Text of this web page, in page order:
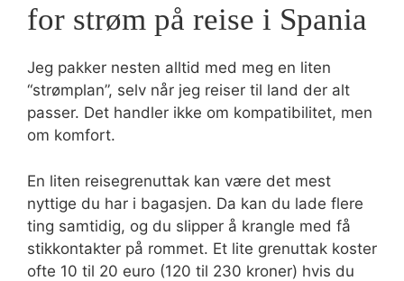
for strøm på reise i Spania
Jeg pakker nesten alltid med meg en liten
“strømplan”, selv når jeg reiser til land der alt
passer. Det handler ikke om kompatibilitet, men
om komfort.
En liten reisegrenuttak kan være det mest
nyttige du har i bagasjen. Da kan du lade flere
ting samtidig, og du slipper å krangle med få
stikkontakter på rommet. Et lite grenuttak koster
ofte 10 til 20 euro (120 til 230 kroner) hvis du